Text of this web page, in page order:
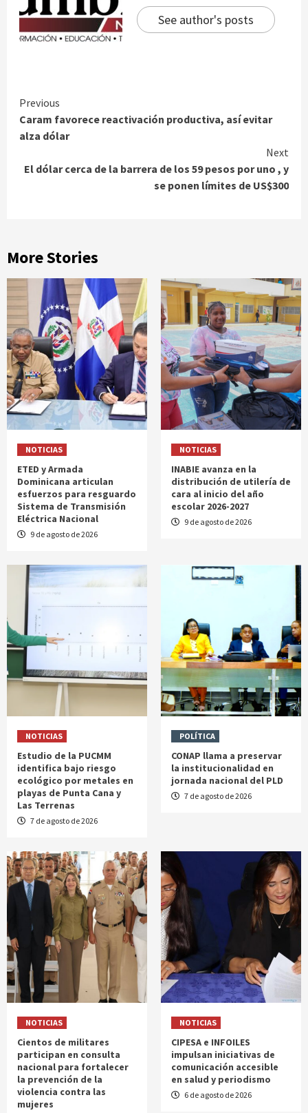
See author's posts
Continue
Reading
Previous
Caram favorece reactivación productiva, así evitar
alza dólar
Next
El dólar cerca de la barrera de los 59 pesos por uno , y
se ponen límites de US$300
More Stories
NOTICIAS
ETED y Armada
Dominicana articulan
esfuerzos para resguardo
Sistema de Transmisión
Eléctrica Nacional
9 de agosto de 2026
NOTICIAS
INABIE avanza en la
distribución de utilería de
cara al inicio del año
escolar 2026-2027
9 de agosto de 2026
NOTICIAS
Estudio de la PUCMM
identifica bajo riesgo
ecológico por metales en
playas de Punta Cana y
Las Terrenas
7 de agosto de 2026
POLÍTICA
CONAP llama a preservar
la institucionalidad en
jornada nacional del PLD
7 de agosto de 2026
NOTICIAS
Cientos de militares
participan en consulta
nacional para fortalecer
la prevención de la
violencia contra las
mujeres
NOTICIAS
CIPESA e INFOILES
impulsan iniciativas de
comunicación accesible
en salud y periodismo
6 de agosto de 2026